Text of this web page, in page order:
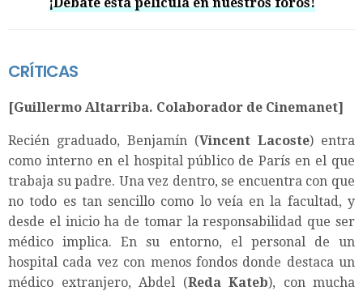
CRÍTICAS
[Guillermo Altarriba. Colaborador de Cinemanet]
Recién graduado, Benjamín (Vincent Lacoste) entra
como interno en el hospital público de París en el que
trabaja su padre. Una vez dentro, se encuentra con que
no todo es tan sencillo como lo veía en la facultad, y
desde el inicio ha de tomar la responsabilidad que ser
médico implica. En su entorno, el personal de un
hospital cada vez con menos fondos donde destaca un
médico extranjero, Abdel (Reda Kateb), con mucha